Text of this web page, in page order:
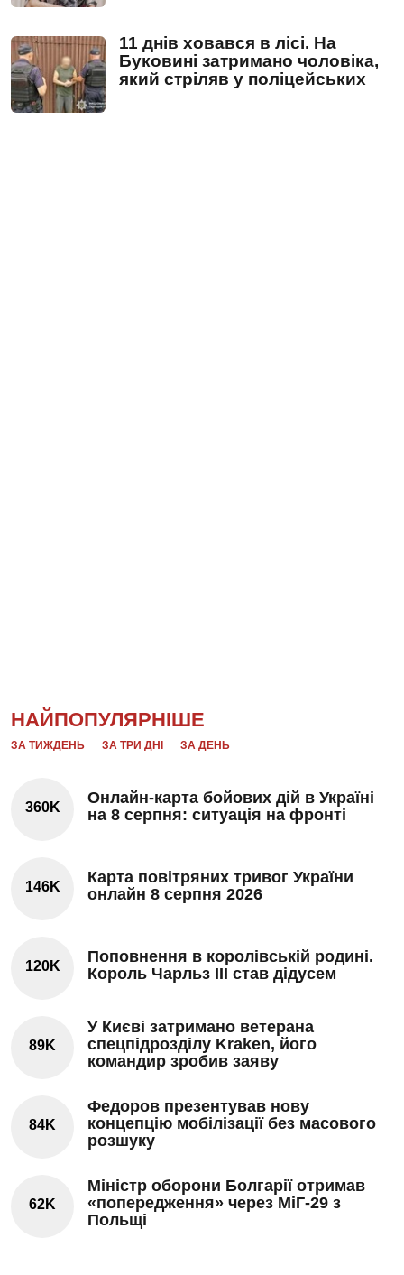
11 днів ховався в лісі. На
Буковині затримано чоловіка,
який стріляв у поліцейських
НАЙПОПУЛЯРНІШЕ
ЗА ТИЖДЕНЬ ЗА ТРИ ДНІ ЗА ДЕНЬ
360K
Онлайн-карта бойових дій в Україні
на 8 серпня: ситуація на фронті
146K
Карта повітряних тривог України
онлайн 8 серпня 2026
120K
Поповнення в королівській родині.
Король Чарльз III став дідусем
89K
У Києві затримано ветерана
спецпідрозділу Kraken, його
командир зробив заяву
84K
Федоров презентував нову
концепцію мобілізації без масового
розшуку
62K
Міністр оборони Болгарії отримав
«попередження» через МіГ-29 з
Польщі